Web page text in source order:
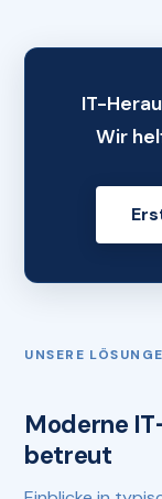
IT-
Wir
UNSERE
Moderne
betreut